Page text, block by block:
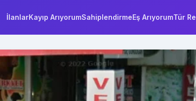
İlanlarKayıp ArıyorumSahiplendirmeEş ArıyorumTür